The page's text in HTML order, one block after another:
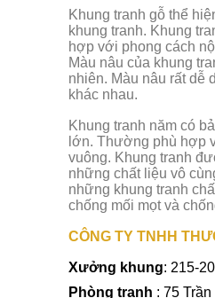
Khung tranh gỗ thể
khung tranh. Khung
hợp với phong cách
Màu nâu của khung
nhiên. Màu nâu rất dễ
khác nhau.
Khung tranh năm có
lớn. Thường phù hợp
vuông. Khung tranh
những chất liệu vô
những khung tranh
chống mối mọt và
CÔNG TY TNHH
Xưởng khung: 215-
Phòng tranh : 75